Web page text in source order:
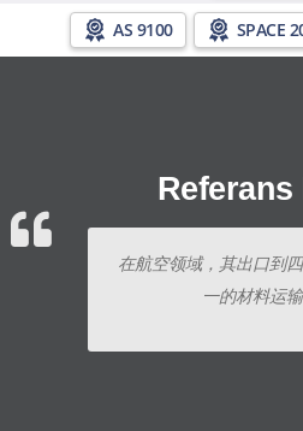
AS 9100 SPACE
Referans
在航空领域，其出口到
一的材料运